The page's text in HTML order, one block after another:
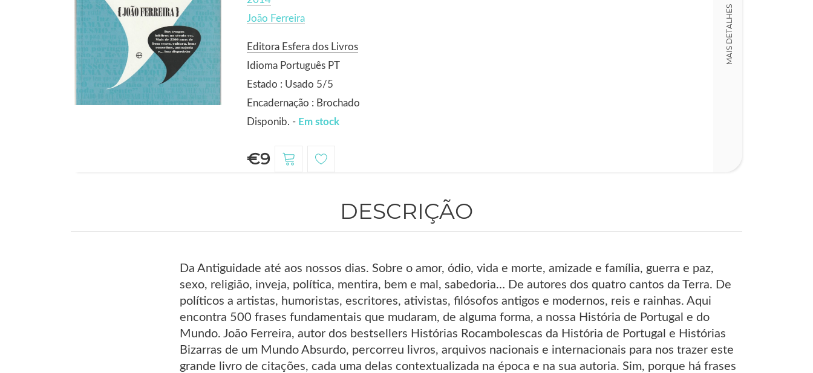
João Ferreira
Editora Esfera dos Livros
Idioma Português PT
Estado : Usado 5/5
Encadernação : Brochado
Disponib. - Em stock
€9
MAIS DETALHES
DESCRIÇÃO
Da Antiguidade até aos nossos dias. Sobre o amor, ódio, vida e morte, amizade e família, guerra e paz,
sexo, religião, inveja, política, mentira, bem e mal, sabedoria… De autores dos quatro cantos da Terra. De
políticos a artistas, humoristas, escritores, ativistas, filósofos antigos e modernos, reis e rainhas. Aqui
encontra 500 frases fundamentais que mudaram, de alguma forma, a nossa História de Portugal e do
Mundo. João Ferreira, autor dos bestsellers Histórias Rocambolescas da História de Portugal e Histórias
Bizarras de um Mundo Absurdo, percorreu livros, arquivos nacionais e internacionais para nos trazer este
grande livro de citações, cada uma delas contextualizada na época e na sua autoria. Sim, porque há frases